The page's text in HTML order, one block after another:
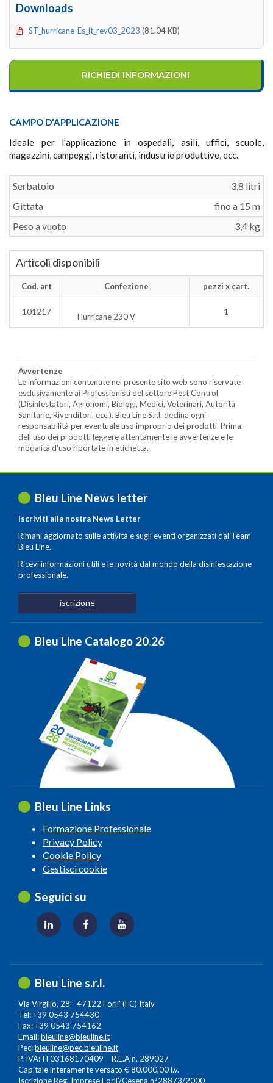
Downloads
ST_hurricane-Es_it_rev03_2023 (81.04 KB)
RICHIEDI INFORMAZIONI
CAMPO D'APPLICAZIONE
Ideale per l’applicazione in ospedali, asili, uffici, scuole,
magazzini, campeggi, ristoranti, industrie produttive, ecc.
Serbatoio
3,8 litri
Gittata
fino a 15 m
Peso a vuoto
3,4 kg
Articoli disponibili
Cod. art Confezione pezzi x cart.
101217 Hurricane 230 V 1
Avvertenze
Le informazioni contenute nel presente sito web sono riservate
esclusivamente ai Professionisti del settore Pest Control
(Disinfestatori, Agronomi, Biologi, Medici, Veterinari, Autorità
Sanitarie, Rivenditori, ecc.). Bleu Line S.r.l. declina ogni
responsabilità per eventuale uso improprio dei prodotti. Prima
dell’uso dei prodotti leggere attentamente le avvertenze e le
modalità d’uso riportate in etichetta.
Bleu Line News letter
Iscriviti alla nostra News Letter
Rimani aggiornato sulle attività e sugli eventi organizzati dal Team
Bleu Line.
Ricevi informazioni utili e le novità dal mondo della disinfestazione
professionale.
iscrizione
Bleu Line Catalogo 20.26
Bleu Line Links
Formazione Professionale
Privacy Policy
Cookie Policy
Gestisci cookie
Seguici su
Bleu Line s.r.l.
Via Virgilio, 28 - 47122 Forli’ (FC) Italy
Tel: +39 0543 754430
Fax: +39 0543 754162
Email:bleuline@bleuline.it
Pec:bleuline@pec.bleuline.it
P. IVA: IT03168170409 – R.E.A n. 289027
Capitale interamente versato € 80.000,00 i.v.
Iscrizione Reg. Imprese Forli’/Cesena n°28873/2000